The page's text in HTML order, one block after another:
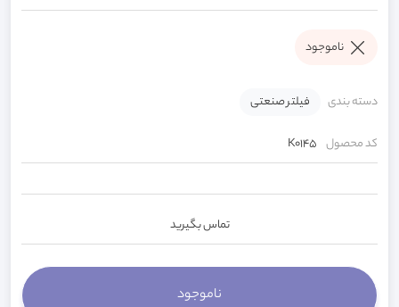
ناموجود
دسته بندی فیلتر صنعتی
کد محصول K0145
تماس بگیرید